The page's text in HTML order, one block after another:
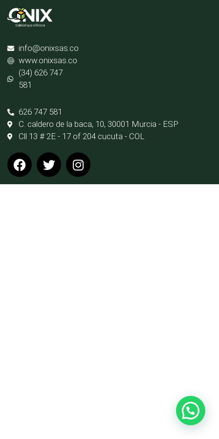
info@onixsas.co
www.onixsas.co
(34) 626 747
581
626 747 581
C. caldero de la baca, 10, 30001 Murcia - ESP
Cll 13 # 2E - 17 of 204 cucuta - COL